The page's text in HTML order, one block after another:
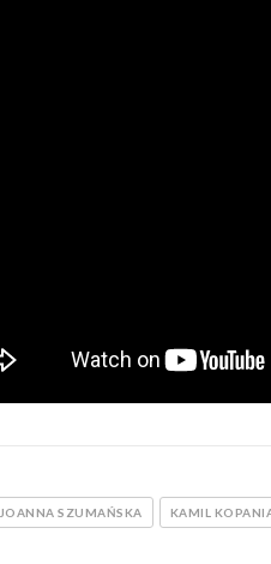
JOANNA SZUMAŃSKA KAMIL